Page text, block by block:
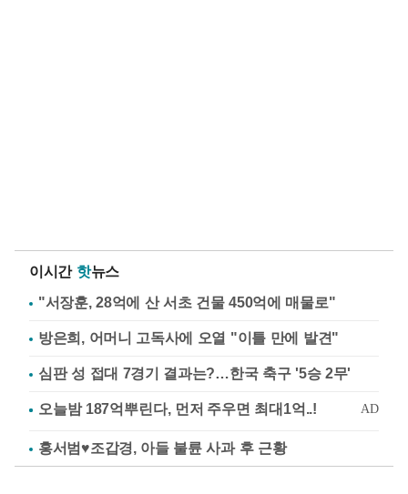
이시간 핫뉴스
"서장훈, 28억에 산 서초 건물 450억에 매물로"
방은희, 어머니 고독사에 오열 "이틀 만에 발견"
심판 성 접대 7경기 결과는?…한국 축구 '5승 2무'
홍서범♥조갑경, 아들 불륜 사과 후 근황